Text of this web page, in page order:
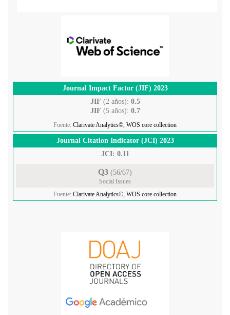
Journal Impact Factor (JIF) 2023
JIF (2 años): 0.5
JIF (5 años): 0.7
Fuente: Clarivate Analytics©, WOS core collection
Journal Citation Indicator (JCI) 2023
JCI: 0.11
Q3 (56/67)
Social Issues
Fuente: Clarivate Analytics©, WOS core collection